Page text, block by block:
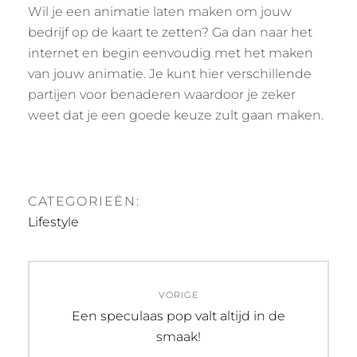
Wil je een animatie laten maken om jouw
bedrijf op de kaart te zetten? Ga dan naar het
internet en begin eenvoudig met het maken
van jouw animatie. Je kunt hier verschillende
partijen voor benaderen waardoor je zeker
weet dat je een goede keuze zult gaan maken.
CATEGORIEËN:
Lifestyle
navigatie
VORIGE
Vorig
Een speculaas pop valt altijd in de
smaak!